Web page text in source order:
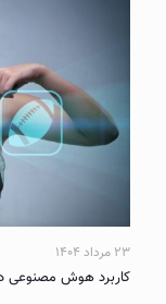
۲۳ مرداد ۱۴۰۴
کاربرد هوش مصنوعی